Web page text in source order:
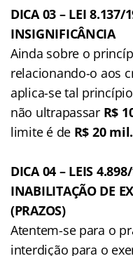
DICA 03 – LEI 8.137/
Ainda sobre o
relacionando-o aos
aplica-se tal
não ultrapassar R$
limite é de R$ 20 mil.
DICA 04 – LEIS
INABILITAÇÃO DE
(PRAZOS)
Atentem-se para o
interdição para o